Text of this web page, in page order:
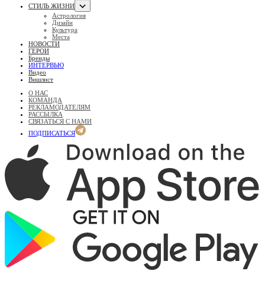
СТИЛЬ ЖИЗНИ
Астрология
Дизайн
Культура
Места
НОВОСТИ
ГЕРОИ
Бренды
ИНТЕРВЬЮ
Видео
Вишлист
О НАС
КОМАНДА
РЕКЛАМОДАТЕЛЯМ
РАССЫЛКА
СВЯЗАТЬСЯ С НАМИ
ПОДПИСАТЬСЯ